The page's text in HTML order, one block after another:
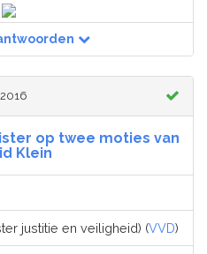
op twee moties van
Klein
justitie en veiligheid) (VVD)